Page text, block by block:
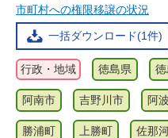
市町村への権限移譲の状況
一括ダウンロード(1件)
行政・地域 徳島県
阿南市 吉野川市 阿
勝浦町 上勝町 佐那